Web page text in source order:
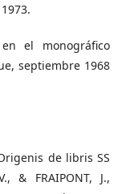
en el monográfico
septiembre 1968
de libris SS
& FRAIPONT, J.,